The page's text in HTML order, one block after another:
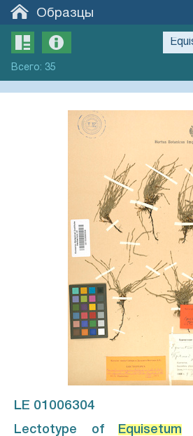
Образцы
Всего: 35
LE 01006304
Lectotype of Equisetum